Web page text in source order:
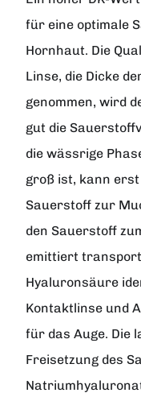
für eine optimale
Hornhaut. Die
Linse, die Dicke
genommen, wird
gut die
die wässrige
groß ist, kann
Sauerstoff zur
den Sauerstoff
emittiert
Hyaluronsäure
Kontaktlinse und
für das Auge. Die
Freisetzung des